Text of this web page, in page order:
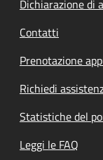
Dichiarazione di
Contatti
Prenotazione
Richiedi
Statistiche del
Leggi le FAQ